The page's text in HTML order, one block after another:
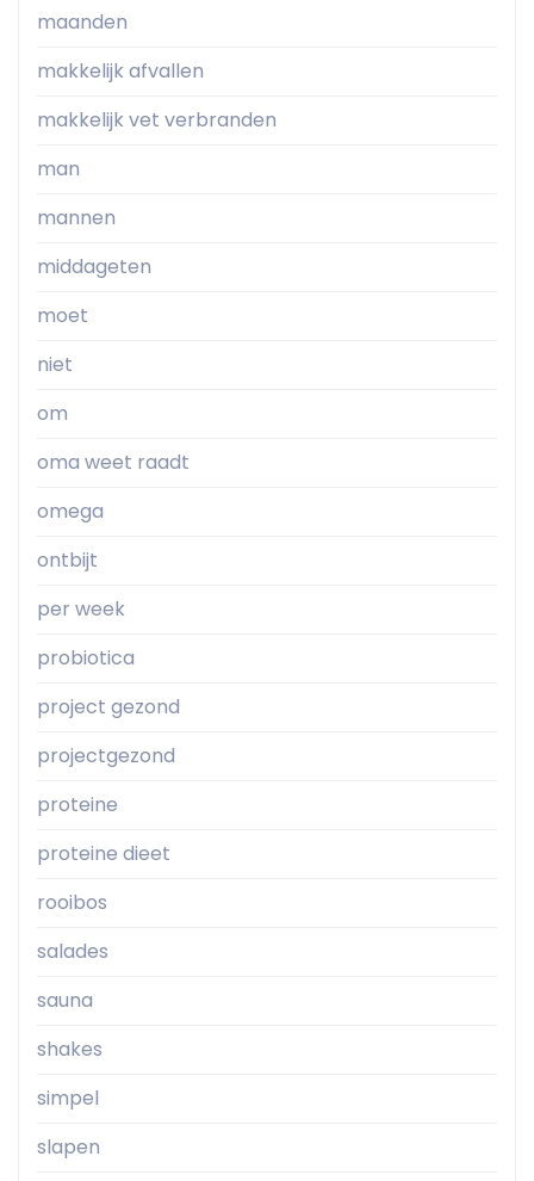
maanden
makkelijk afvallen
makkelijk vet verbranden
man
mannen
middageten
moet
niet
om
oma weet raadt
omega
ontbijt
per week
probiotica
project gezond
projectgezond
proteine
proteine dieet
rooibos
salades
sauna
shakes
simpel
slapen